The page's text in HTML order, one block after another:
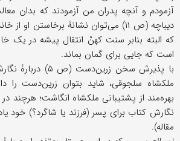
آزمودم و آنچه پدران من آزمودند که بدان
دیباچه (ص ۱۱) می‌توان نشانۀ برخاستن او
که البته بنابر سنت کهنْ انتقال پیشه در یک
است که جایی برای گمان بماند.
با پذیرش سخن زرین‌دست (ص ۵) دربارۀ نگارش
ملکشاه سلجوقی، شاید بتوان زرین‌دست را
نگارش کتاب برای پسر (فرزند یا شاگرد؟) خود
مقاله).